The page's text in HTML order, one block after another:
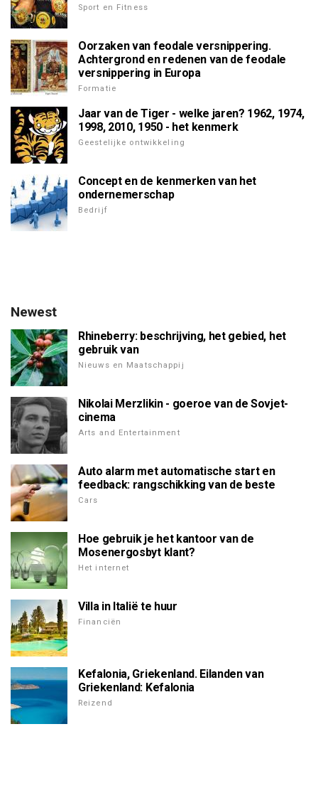
Sport en Fitness
Oorzaken van feodale versnippering.
Achtergrond en redenen van de feodale
versnippering in Europa
Formatie
Jaar van de Tiger - welke jaren? 1962, 1974,
1998, 2010, 1950 - het kenmerk
Geestelijke ontwikkeling
Concept en de kenmerken van het
ondernemerschap
Bedrijf
Newest
Rhineberry: beschrijving, het gebied, het
gebruik van
Nieuws en Maatschappij
Nikolai Merzlikin - goeroe van de Sovjet-
cinema
Arts and Entertainment
Auto alarm met automatische start en
feedback: rangschikking van de beste
Cars
Hoe gebruik je het kantoor van de
Mosenergosbyt klant?
Het internet
Villa in Italië te huur
Financiën
Kefalonia, Griekenland. Eilanden van
Griekenland: Kefalonia
Reizend